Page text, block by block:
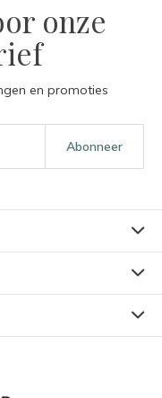
onze
en promoties
Abonneer